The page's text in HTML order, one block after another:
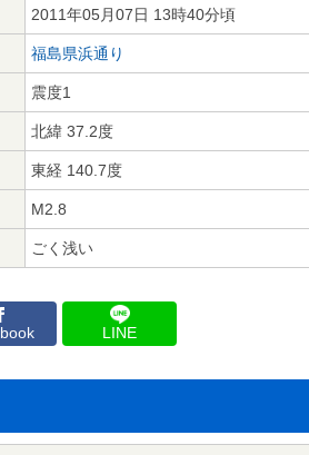
2011年05月07日 13時40分頃
福島県浜通り
震度1
北緯 37.2度
東経 140.7度
M2.8
ごく浅い
LINE